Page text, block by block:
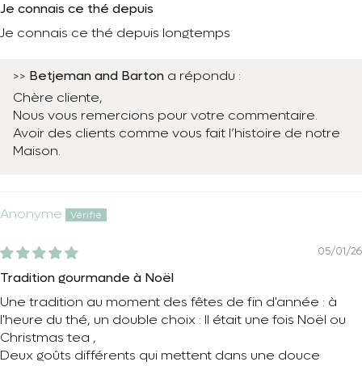
Je connais ce thé depuis
Je connais ce thé depuis longtemps
>> Betjeman and Barton a répondu :
Chère cliente,
Nous vous remercions pour votre commentaire.
Avoir des clients comme vous fait l’histoire de notre
Maison.
Anonyme
05/01/26
Tradition gourmande à Noël
Une tradition au moment des fêtes de fin d'année : à
l'heure du thé, un double choix : Il était une fois Noël ou
Christmas tea ,
Deux goûts différents qui mettent dans une douce